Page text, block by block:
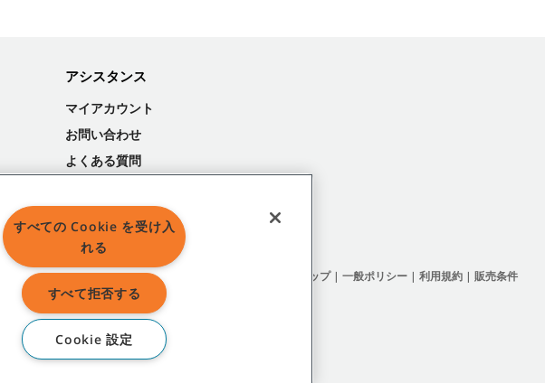
アシスタンス
マイアカウント
お問い合わせ
よくある質問
サイトマップ| 一般ポリシー| 利用規約| 販売条件
あるいはその関連会社、子会社に帰属します。
すべての Cookie を受け入
れる
すべて拒否する
Cookie 設定